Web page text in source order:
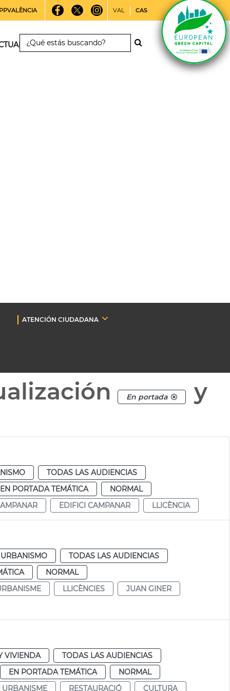
VAL CAS
ATENCIÓN CIUDADANA
En portada
y
TODAS LAS AUDIENCIAS
EN PORTADA TEMÁTICA
NORMAL
EDIFICI CAMPANAR LLICÈNCIA
URBANISMO
TODAS LAS AUDIENCIAS
NORMAL
LLICÈNCIES
JUAN GINER
VIVIENDA
TODAS LAS AUDIENCIAS
EN PORTADA TEMÁTICA
NORMAL
URBANISME RESTAURACIÓ
CULTURA